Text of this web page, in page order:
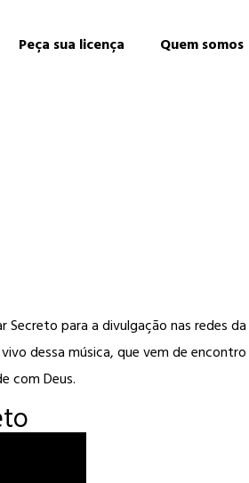
Peça sua licença Quem somos
para a divulgação nas redes
dessa música, que vem de
com Deus.